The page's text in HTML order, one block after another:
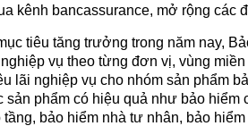
kênh bancassurance, mở rộng các
tiêu tăng trưởng trong năm nay,
vụ theo từng đơn vị, vùng
lãi nghiệp vụ cho nhóm sản phẩm
sản phẩm có hiệu quả như bảo hiểm
bảo hiểm nhà tư nhân, bảo